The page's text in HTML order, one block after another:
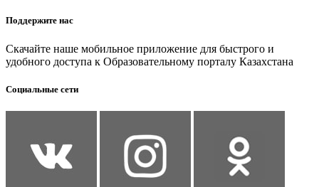
Поддержите нас
Скачайте наше мобильное приложение для быстрого и
удобного доступа к Образовательному порталу Казахстана
Социальные сети